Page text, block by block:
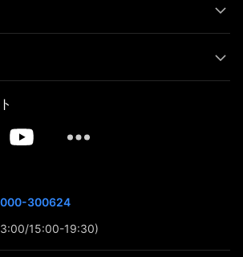
300624
15:00-19:30)